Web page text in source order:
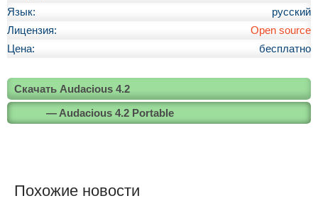
Язык:
русский
Лицензия:
Open source
Цена:
бесплатно
Скачать Audacious 4.2
— Audacious 4.2 Portable
Похожие новости